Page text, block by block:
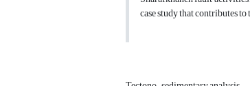
case study that contributes